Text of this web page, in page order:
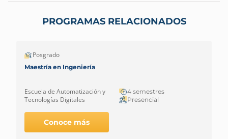
PROGRAMAS RELACIONADOS
Posgrado
Maestría en Ingeniería
Escuela de Automatización y
Tecnologías Digitales
4 semestres
Presencial
Conoce más